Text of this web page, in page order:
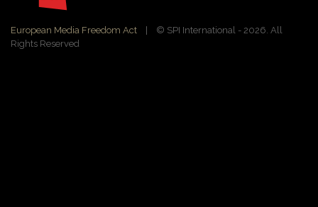
European Media Freedom Act | ©️ SPI International - 2026. All
Rights Reserved